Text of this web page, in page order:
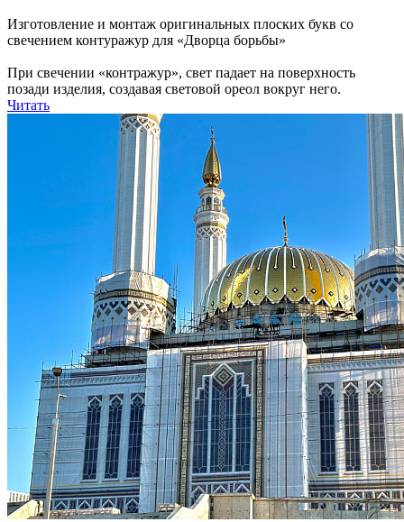
Изготовление и монтаж оригинальных плоских букв со
свечением контуражур для «Дворца борьбы»
При свечении «контражур», свет падает на поверхность
позади изделия, создавая световой ореол вокруг него.
Читать